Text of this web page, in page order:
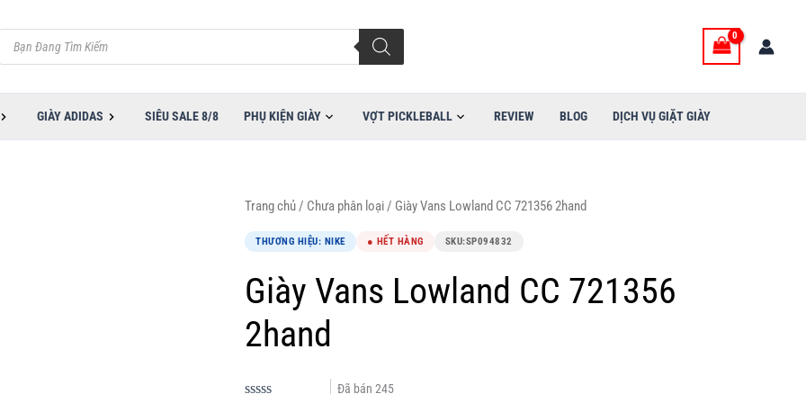
GIÀY ADIDAS SIÊU SALE 8/8 PHỤ KIỆN GIÀY VỢT PICKLEBALL REVIEW BLOG DỊCH VỤ GIẶT GIÀY
Trang chủ/ Chưa phân loại/ Giày Vans Lowland CC 721356 2hand
THƯƠNG HIỆU: NIKE ● HẾT HÀNG SKU:SP094832
Giày Vans Lowland CC 721356
2hand
Đã bán245